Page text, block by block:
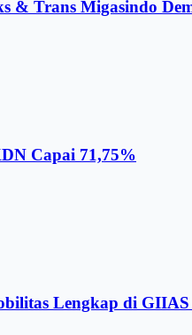
& Trans Migasindo
Capai 71,75%
Lengkap di GIIAS